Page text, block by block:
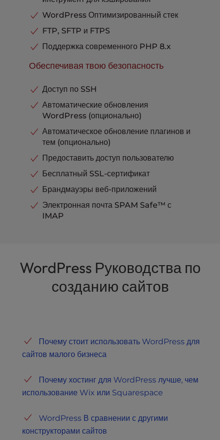
Хостинг Плюс
В комплекте
Интеграция с Cloudflare
поддержка
В комплекте
WordPress Оптимизированный стек
FTP, SFTP и FTPS
Поддержка современного PHP 8.x
Обеспечивая твою безопасность
Доступ по SSH
Автоматические обновления
WordPress (опционально)
Автоматическое обновление плагинов и
тем (опционально)
Предоставить доступ пользователю
Бесплатный SSL-сертификат
Брандмауэры веб-приложений
Электронная почта SPAM Safe™ с
IMAP
WordPress Руководства по
созданию сайтов
Почему стоит использовать WordPress для
сайтов малого бизнеса
Почему хостинг для WordPress лучше, чем
использование Wix или Squarespace
WordPress В сравнении с другими
конструкторами сайтов